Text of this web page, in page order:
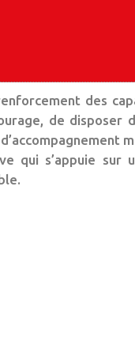
des
de disposer
qui s’appuie sur